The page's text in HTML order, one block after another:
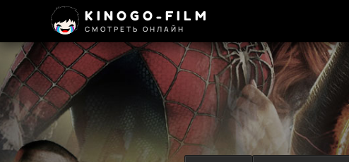
KINOGO-FILM
СМОТРЕТЬ ОНЛАЙН